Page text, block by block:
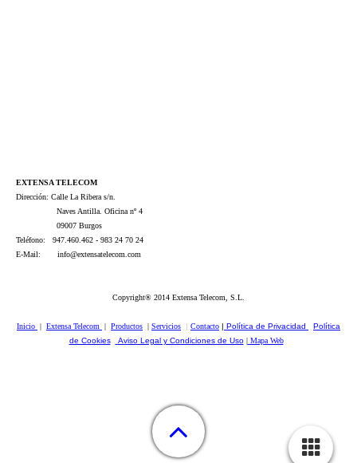
EXTENSA TELECOM
Dirección: Calle La Ribera s/n.
Naves Antilla. Oficina nº 4
09007 Burgos
Teléfono: 947.460.462 - 983 24 70 24
E-Mail: info@extensatelecom.com
Copyright® 2014 Extensa Telecom, S.L.
Inicio | Extensa Telecom | Productos | Servicios | Contacto | Política de Privacidad
Política
de Cookies
Aviso Legal y Condiciones de Uso |Mapa Web